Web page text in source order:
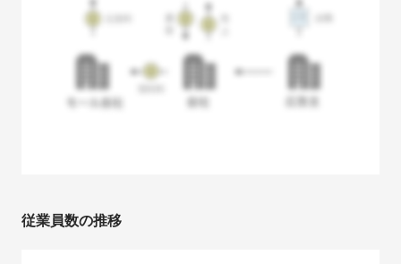
従業員数の推移